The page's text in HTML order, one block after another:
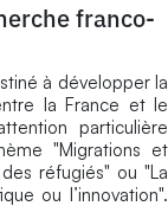
franco-
à développer la
la France et le
particulière
"Migrations et
réfugiés" ou "La
ou l’innovation".